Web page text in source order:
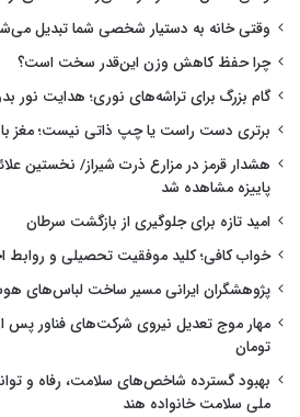
وقتی خانه به دستیار شخصی شما تبدیل
چرا حفظ کاهش وزن این‌قدر سخت است؟
گام بزرگ برای تراشه‌های نوری؛ هدایت نور
برتری دست راست یا چپ ذاتی نیست؛ مغز با
هشدار قرمز در مزارع ذرت شیراز/ نخستین
پاییزه مشاهده شد
امید تازه برای جلوگیری از بازگشت سرطان
خواب کافی؛ کلید موفقیت تحصیلی و روابط
پژوهشگران ایرانی مسیر ساخت لباس‌های
تومان
بهبود گسترده شاخص‌های سلامت، رفاه و
ملی سلامت خانواده هند